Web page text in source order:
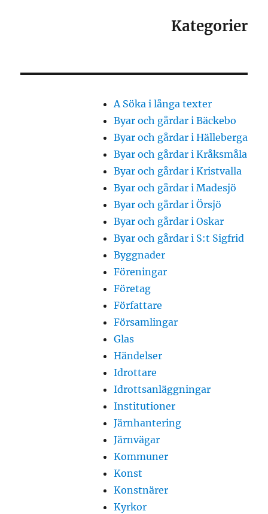
Kategorier
A Söka i långa texter
Byar och gårdar i Bäckebo
Byar och gårdar i Hälleberga
Byar och gårdar i Kråksmåla
Byar och gårdar i Kristvalla
Byar och gårdar i Madesjö
Byar och gårdar i Örsjö
Byar och gårdar i Oskar
Byar och gårdar i S:t Sigfrid
Byggnader
Föreningar
Företag
Författare
Församlingar
Glas
Händelser
Idrottare
Idrottsanläggningar
Institutioner
Järnhantering
Järnvägar
Kommuner
Konst
Konstnärer
Kyrkor